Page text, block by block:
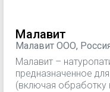
Малавит
Малавит ООО,
Малавит –
предназначенное
(включая